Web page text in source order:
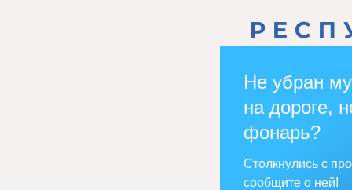
Не убран
на дороге,
фонарь?
Столкнулись с
сообщите о ней!